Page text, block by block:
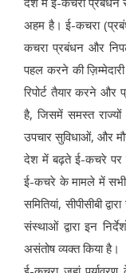
अहम है। ई-कचरा
कचरा प्रबंधन और
पहल करने की
रिपोर्ट तैयार करने
है, जिसमें समस्त
उपचार सुविधाओं, और
देश में बढ़ते ई-कचरे पर
ई-कचरे के मामले में सभी
समितियां, सीपीसीबी
संस्थाओं द्वारा इन
असंतोष व्यक्त किया है।